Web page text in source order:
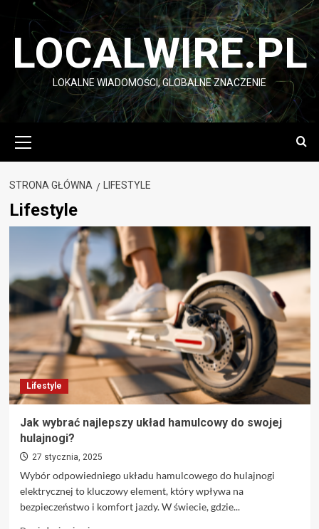
Przejdź
LOCALWIRE.PL
LOKALNE WIADOMOŚCI, GLOBALNE ZNACZENIE
główne
STRONA GŁÓWNA LIFESTYLE
Lifestyle
Lifestyle
Jak wybrać najlepszy układ hamulcowy do swojej
hulajnogi?
27 stycznia, 2025
Wybór odpowiedniego układu hamulcowego do hulajnogi
elektrycznej to kluczowy element, który wpływa na
bezpieczeństwo i komfort jazdy. W świecie, gdzie...